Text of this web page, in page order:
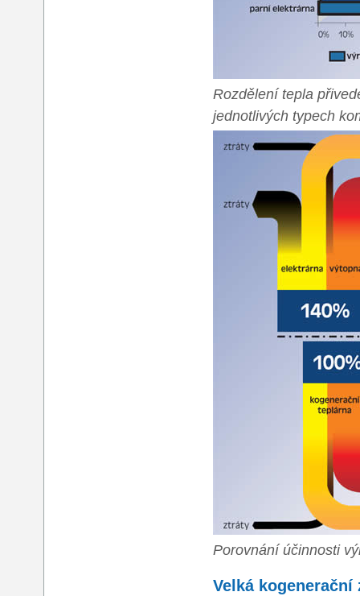
Rozdělení tepla
jednotlivých typech
Porovnání účinnosti
Velká kogenerační